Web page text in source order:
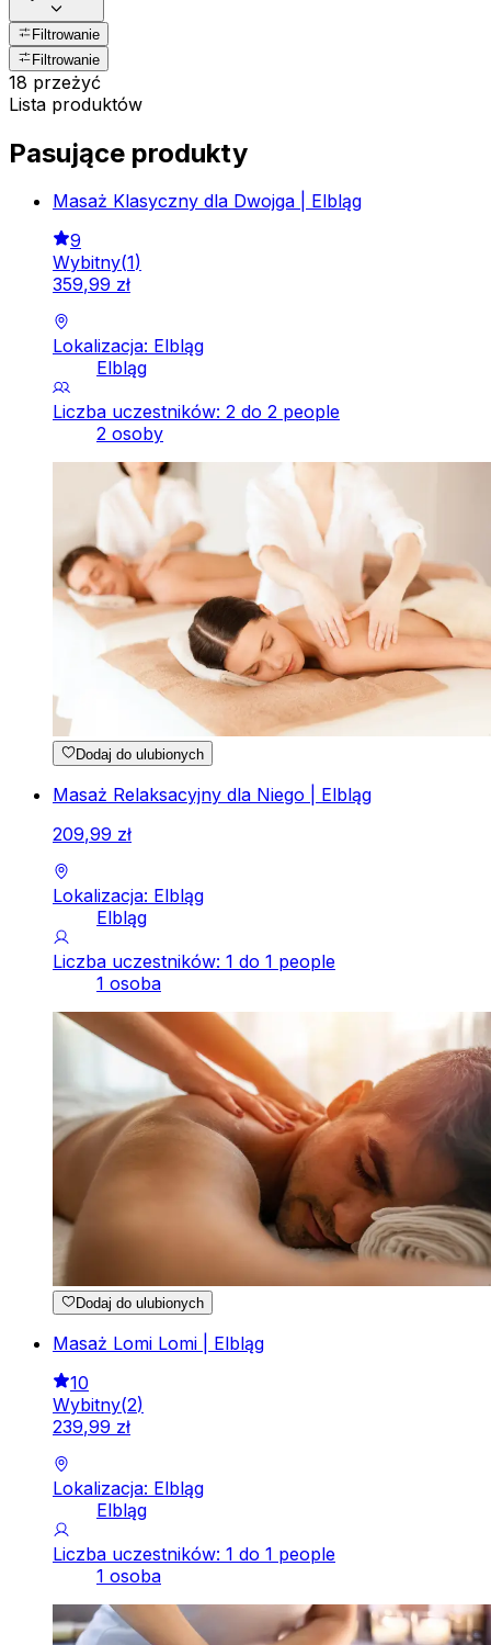
Filtrowanie
Filtrowanie
18 przeżyć
Lista produktów
Pasujące produkty
Masaż Klasyczny dla Dwojga | Elbląg
9
Wybitny(1)
359,99 zł
Lokalizacja: Elbląg
Elbląg
Liczba uczestników: 2 do 2 people
2 osoby
Dodaj do ulubionych
Masaż Relaksacyjny dla Niego | Elbląg
209,99 zł
Lokalizacja: Elbląg
Elbląg
Liczba uczestników: 1 do 1 people
1 osoba
Dodaj do ulubionych
Masaż Lomi Lomi | Elbląg
10
Wybitny(2)
239,99 zł
Lokalizacja: Elbląg
Elbląg
Liczba uczestników: 1 do 1 people
1 osoba